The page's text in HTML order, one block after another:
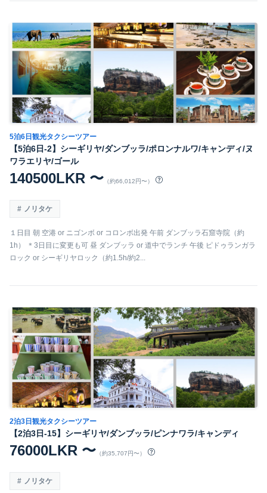
5泊6日観光タクシーツアー
【5泊6日-2】シーギリヤ/ダンブッラ/ポロンナルワ/キャンディ/ヌ
ワラエリヤ/ゴール
140500LKR 〜 （約66,012円〜）
ノリタケ
１日目 朝 空港 or ニゴンボ or コロンボ出発 午前 ダンブッラ石窟寺院（約
1h） ＊3日目に変更も可 昼 ダンブッラ or 道中でランチ 午後 ピドゥランガラ
ロック or シーギリヤロック（約1.5h/約2...
2泊3日観光タクシーツアー
【2泊3日-15】シーギリヤ/ダンブッラ/ピンナワラ/キャンディ
76000LKR 〜 （約35,707円〜）
ノリタケ